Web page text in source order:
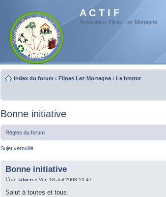
A C T I F
Association Flines Lez Mortagne
Index du forum ‹ Flines Lez Mortagne ‹ Le bistrot
Bonne initiative
Règles du forum
Sujet verouillé
Bonne initiative
de fabien » Ven 18 Juil 2008 19:47
Salut à toutes et tous.